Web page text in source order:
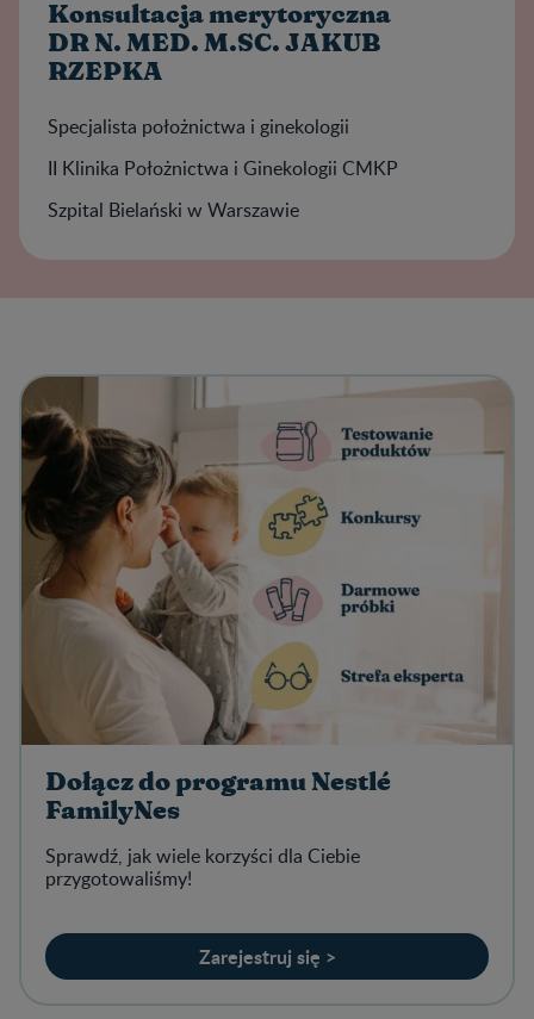
Konsultacja merytoryczna
DR N. MED. M.SC. JAKUB
RZEPKA
Specjalista położnictwa i ginekologii
II Klinika Położnictwa i Ginekologii CMKP
Szpital Bielański w Warszawie
Dołącz do programu Nestlé
FamilyNes
Sprawdź, jak wiele korzyści dla Ciebie
przygotowaliśmy!
Zarejestruj się >